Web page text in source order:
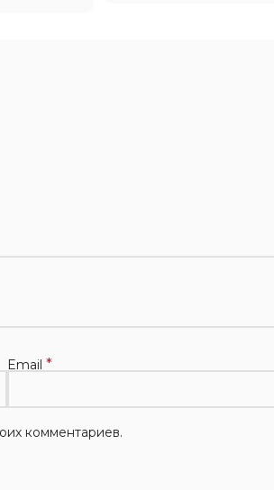
Email *
комментариев.